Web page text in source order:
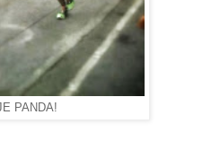
PANDA!